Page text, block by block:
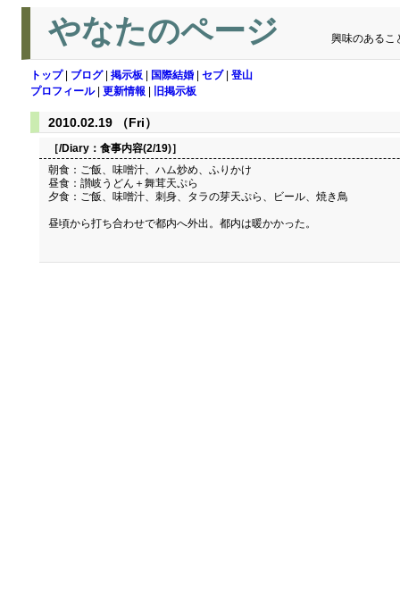
やなたのページ 興味のあるこ
トップ| ブログ| 掲示板 国際結婚 セブ| 登山
プロフィール| 更新情報 旧掲示板
2010.02.19 （Fri）
［/Diary： 食事内容(2/19)］
朝食：ご飯、味噌汁、ハム炒め、ふりかけ
昼食：讃岐うどん＋舞茸天ぷら
夕食：ご飯、味噌汁、刺身、タラの芽天ぷら、ビール、焼き鳥
昼頃から打ち合わせで都内へ外出。都内は暖かかった。